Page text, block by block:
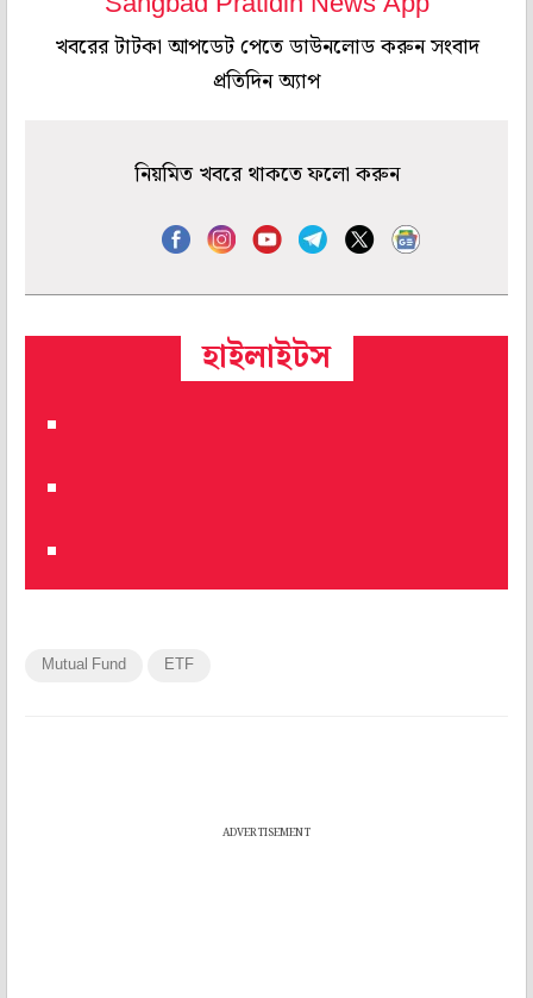
খবরের টাটকা আপডেট পেতে ডাউনলোড করুন সংবাদ
প্রতিদিন অ্যাপ
নিয়মিত খবরে থাকতে ফলো করুন
হাইলাইটস
Mutual Fund ETF
ADVERTISEMENT